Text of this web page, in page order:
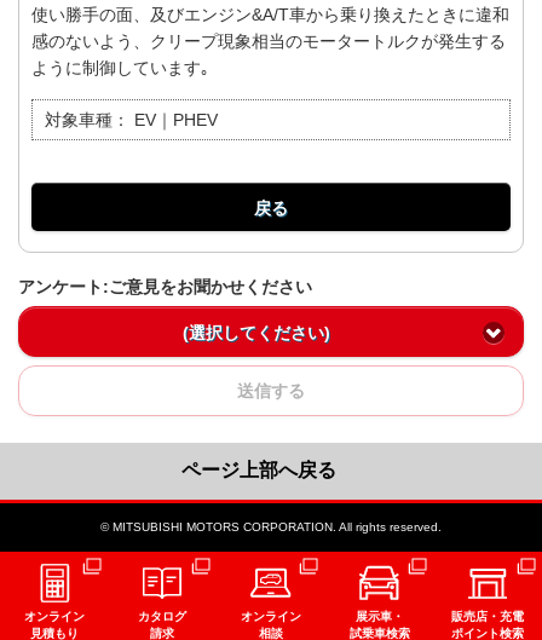
使い勝手の面、及びエンジン&A/T車から乗り換えたときに違和
感のないよう、クリープ現象相当のモータートルクが発生する
ように制御しています｡
対象車種： EV｜PHEV
戻る
アンケート:ご意見をお聞かせください
(選択してください)
送信する
ページ上部へ戻る
© MITSUBISHI MOTORS CORPORATION. All rights reserved.
オンライン
見積もり
カタログ
請求
オンライン
相談
展示車・
試乗車検索
販売店・充電
ポイント検索